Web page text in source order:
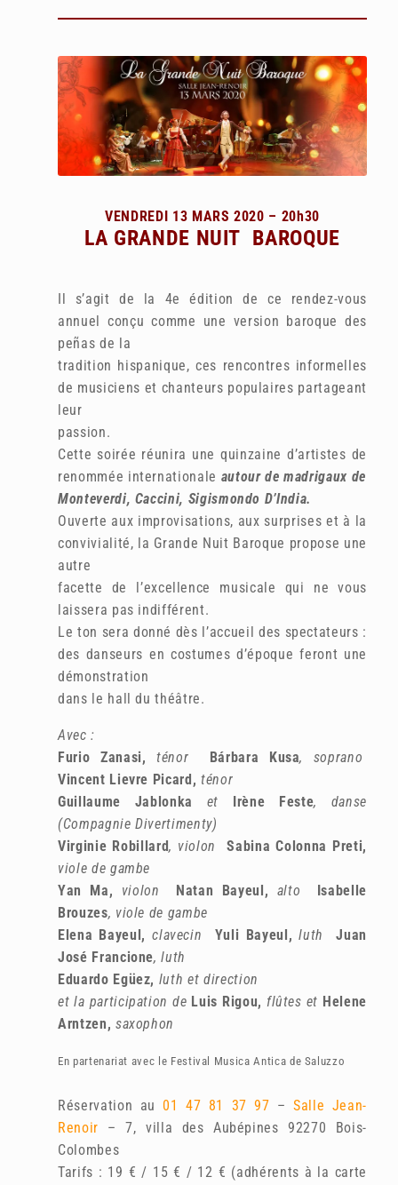
VENDREDI 13 MARS 2020 – 20h30
LA GRANDE NUIT BAROQUE
Il s’agit de la 4e édition de ce rendez-vous
annuel conçu comme une version baroque des
peñas de la
tradition hispanique, ces rencontres informelles
de musiciens et chanteurs populaires partageant
leur
passion.
Cette soirée réunira une quinzaine d’artistes de
renommée internationale autour de madrigaux de
Monteverdi, Caccini, Sigismondo D’India.
Ouverte aux improvisations, aux surprises et à la
convivialité, la Grande Nuit Baroque propose une
autre
facette de l’excellence musicale qui ne vous
laissera pas indifférent.
Le ton sera donné dès l’accueil des spectateurs :
des danseurs en costumes d’époque feront une
démonstration
dans le hall du théâtre.
Avec :
Furio Zanasi, ténor Bárbara Kusa, soprano
Vincent Lievre Picard, ténor
Guillaume Jablonka
et Irène Feste, danse
(Compagnie Divertimenty)
Virginie Robillard, violonSabina Colonna Preti,
viole de gambe
Yan Ma, violon Natan Bayeul, alto Isabelle
Brouzes, viole de gambe
Elena Bayeul, clavecin Yuli Bayeul,luth
Juan
José Francione, luth
Eduardo Egüez, luth et direction
et la participation de Luis Rigou, flûtes et Helene
Arntzen, saxophon
En partenariat avec le Festival Musica Antica de Saluzzo
Réservation au01 47 81 37 97 –Salle Jean-
Renoir – 7, villa des Aubépines 92270 Bois-
Colombes
Tarifs : 19 € / 15 € / 12 € (adhérents à la carte